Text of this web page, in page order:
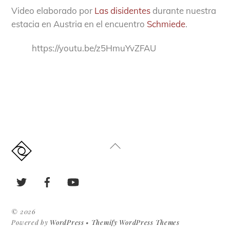
Video elaborado por Las disidentes durante nuestra
estacia en Austria en el encuentro Schmiede.
https://youtu.be/z5HmuYvZFAU
Back
Twitter Facebook
© 2026
Powered by WordPress • Themify WordPress Themes